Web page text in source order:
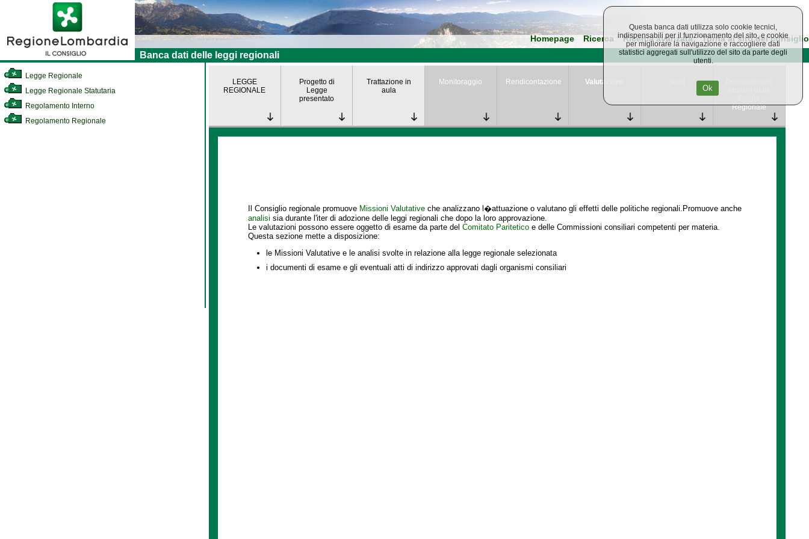
Homepage Ricerca Ricerca avanzata Torna al sito del consiglio
Banca dati delle leggi regionali
Legge Regionale
Legge Regionale Statutaria
Regolamento Interno
Regolamento Regionale
LEGGE
REGIONALE
Progetto di
Legge
presentato
Trattazione in
aula
Monitoraggio Rendicontazione Valutazione
Regionale
Il Consiglio regionale promuove Missioni Valutative che analizzano l�attuazione o valutano gli effetti delle politiche regionali.Promuove anche
analisi sia durante l'iter di adozione delle leggi regionali che dopo la loro approvazione.
Le valutazioni possono essere oggetto di esame da parte del Comitato Paritetico e delle Commissioni consiliari competenti per materia.
Questa sezione mette a disposizione:
le Missioni Valutative e le analisi svolte in relazione alla legge regionale selezionata
i documenti di esame e gli eventuali atti di indirizzo approvati dagli organismi consiliari
Questa banca dati utilizza solo cookie tecnici,
indispensabili per il funzionamento del sito, e cookie
per migliorare la navigazione e raccogliere dati
statistici aggregati sull'utilizzo del sito da parte degli
utenti.
Ok